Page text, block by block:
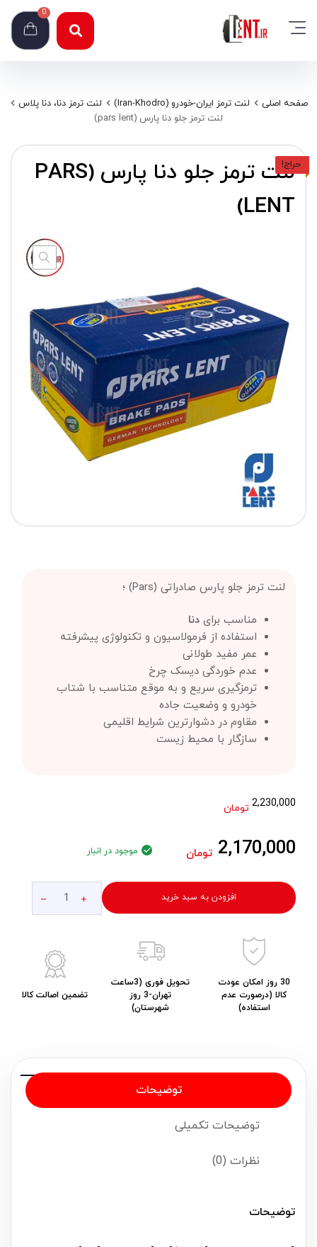
0
صفحه اصلی لنت ترمز ایران-خودرو (Iran-Khodro)
لنت ترمز دنا، دنا پلاس
لنت ترمز جلو دنا پارس (pars lent)
لنت ترمز جلو دنا پارس (PARS
LENT)
حراج!
لنت ترمز جلو پارس صادراتی (Pars) ؛
مناسب برای دنا
استفاده از فرمولاسیون و تکنولوژی پیشرفته
عمر مفید طولانی
عدم خوردگی دیسک چرخ
ترمزگیری سریع و به موقع متناسب با شتاب
خودرو و وضعیت جاده
مقاوم در دشوارترین شرایط اقلیمی
سازگار با محیط زیست
2,230,000 تومان
2,170,000 تومان موجود در انبار
افزودن به سبد خرید
30 روز امکان عودت
کالا (درصورت عدم
استفاده)
تحویل فوری (3ساعت
تهران-3 روز
شهرستان)
تضمین اصالت کالا
توضیحات
توضیحات تکمیلی
نظرات (0)
توضیحات